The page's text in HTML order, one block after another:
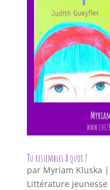
Tu ressembles à quoi ?
par Myriam Kluska |
Littérature jeunesse